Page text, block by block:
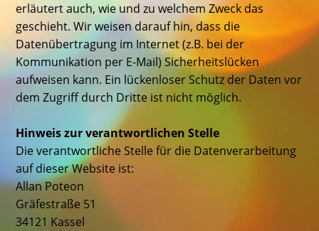
erläutert auch, wie und zu welchem Zweck das
geschieht. Wir weisen darauf hin, dass die
Datenübertragung im Internet (z.B. bei der
Kommunikation per E-Mail) Sicherheitslücken
aufweisen kann. Ein lückenloser Schutz der Daten vor
dem Zugriff durch Dritte ist nicht möglich.
Hinweis zur verantwortlichen Stelle
Die verantwortliche Stelle für die Datenverarbeitung
auf dieser Website ist:
Allan Poteon
Gräfestraße 51
34121 Kassel